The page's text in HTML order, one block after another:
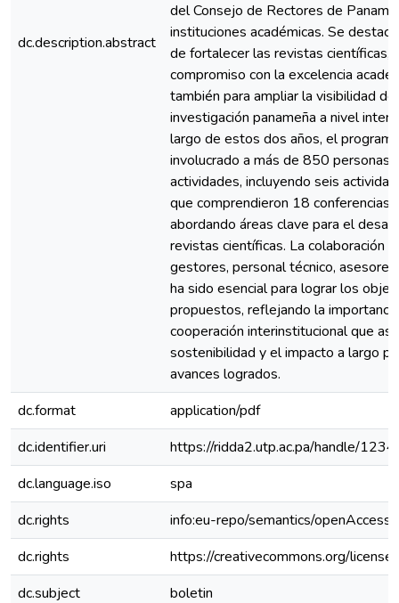
dc.description.abstract
del Consejo de Rectores de
instituciones académicas. Se
de fortalecer las revistas científicas,
compromiso con la excelencia
también para ampliar la visibilidad de
investigación panameña a nivel
largo de estos dos años, el
involucrado a más de 850 personas
actividades, incluyendo seis
que comprendieron 18 conferencias
abordando áreas clave para el
revistas científicas. La colaboración
gestores, personal técnico,
ha sido esencial para lograr los
propuestos, reflejando la
cooperación interinstitucional que
sostenibilidad y el impacto a largo
avances logrados.
dc.format
application/pdf
dc.identifier.uri
https://ridda2.utp.ac.pa/handle/
dc.language.iso
spa
dc.rights
info:eu-repo/semantics/openAccess
dc.rights
https://creativecommons.org/
dc.subject
boletin